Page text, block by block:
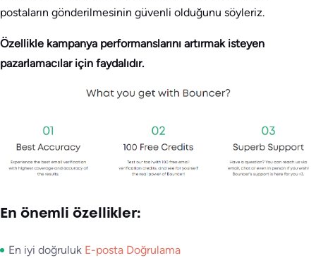
postaların gönderilmesinin güvenli olduğunu söyleriz.
Özellikle kampanya performanslarını artırmak isteyen
pazarlamacılar için faydalıdır.
En önemli özellikler:
En iyi doğruluk E-posta Doğrulama